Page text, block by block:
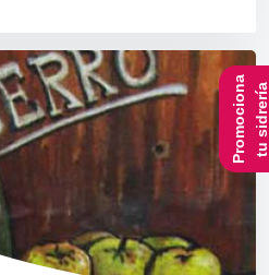
Promocionatu sidrería